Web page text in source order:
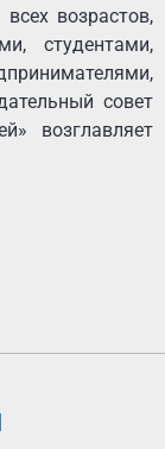
возрастов,
студентами,
совет
возглавляет